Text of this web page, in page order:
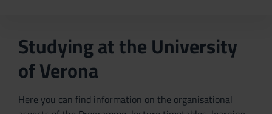
Studying at the University
of Verona
Here you can find information on the organisational